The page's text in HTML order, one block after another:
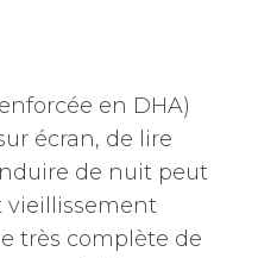
en DHA)
écran, de lire
de nuit peut
vieillissement
très complète de